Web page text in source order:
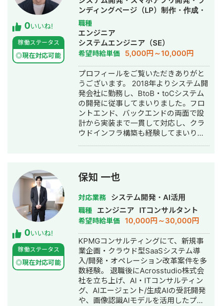
み合わせた業務自動化・効率化の仕組
みづくりに力を入れています。単に見
た目の美しさや技術的な完成度だけで
なく、「伝わる構成」「見る人の感情
を動かす流れ」「時間とコストの最適
化」を同時に追求しています。 また、
文章の執筆・編集にも力を入れてお
り、SNS投稿文、インタビュー記事、
note連載、企画提案書など、幅広い文
体に対応可能です。特に、感情の温度
やリズムを大切にした“話しかけるよう
な文体”を得意としています。 目的や業
種に応じて柔軟に対応できるのが強み
です。初めての方でも安心して依頼で
きるよう、丁寧なヒアリングを心がけ
新しい価値を形にしていきます。
0いいね!
稼働ステータス
◎現在対応可能
ンディングページ（LP）制作・作成・
ホームページ制作・作成
職種
エンジニア
システムエンジニア（SE）
希望時給単価 5,000円～10,000円
プロフィールをご覧いただきありがと
うございます。 2018年よりシステム開
発会社に勤務し、BtoB・toCシステム
の開発に従事してまいりました。フロ
ントエンド、バックエンドの両面で設
計から実装まで一貫して対応し、クラ
ウドインフラ構築も経験してまいりま
ど、技術面だけでなく事業面でも幅広
く経験を積んでまいりました。 現在
は、エンジニア兼PMOとして、主にAI
音楽生成プラットフォームの開発に従
事しております。並行して、大手企業
向けのAI実装プロジェクトや、民泊施
設管理プラットフォーム、AI不動産投
資アドバイザーシステムなど、複数の
プロジェクトを担当しております。 お
客様のビジネス課題を技術で解決し、
事業価値を最大化することを心掛けて
おりますので、よろしくお願い致しま
す。
0いいね!
稼働ステータス
◎現在対応可能
保知 一也
対応業務 システム開発・AI活用
職種 エンジニア ITコンサルタント
希望時給単価 10,000円～30,000円
KPMGコンサルティングにて、新規事
業企画・クラウド型SaaSシステム導
入/開発・オペレーション改革案件を多
数経験。 退職後にAcrosstudio株式会
社を立ち上げ、AI・ITコンサルティン
グ、AIエージェント/生成AIの受託開発
や、画像認識AIモデルを活用したプロ